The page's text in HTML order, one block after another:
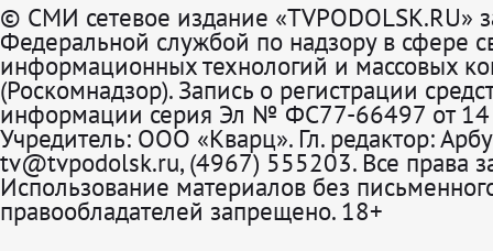
© СМИ сетевое издание «TVPODOLSK.RU»
Федеральной службой по надзору в сфере
информационных технологий и массовых
(Роскомнадзор). Запись о регистрации
информации серия Эл № ФС77-66497 от 14
Учредитель: ООО «Кварц». Гл. редактор:
tv@tvpodolsk.ru, (4967) 555203. Все права
Использование материалов без
правообладателей запрещено. 18+